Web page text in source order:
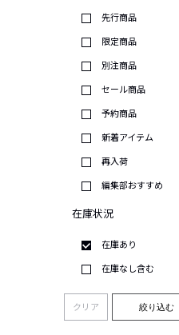
先行商品
限定商品
別注商品
セール商品
予約商品
新着アイテム
再入荷
編集部おすすめ
在庫状況
在庫あり
在庫なし含む
クリア 絞り込む